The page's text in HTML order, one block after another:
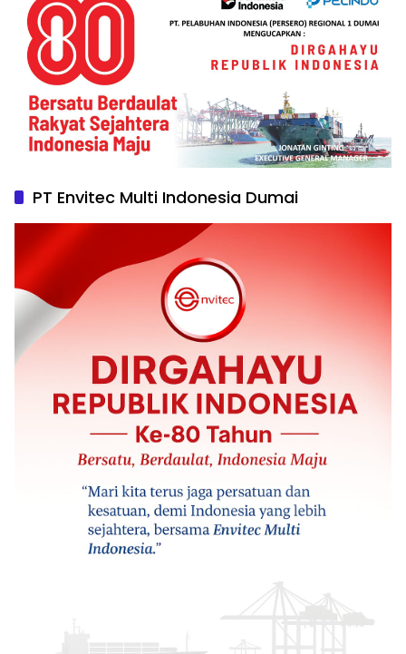
PT Envitec Multi Indonesia Dumai